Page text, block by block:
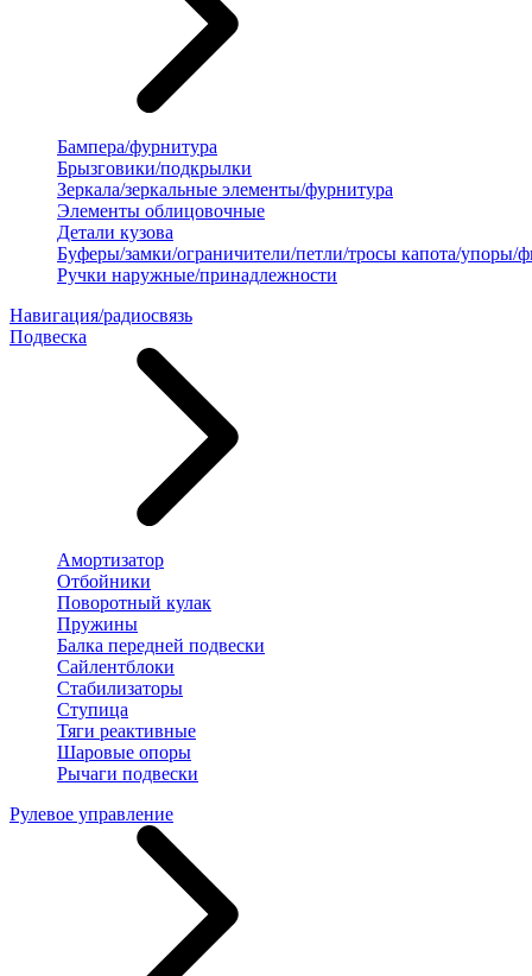
Бампера/фурнитура
Брызговики/подкрылки
Зеркала/зеркальные элементы/фурнитура
Элементы облицовочные
Детали кузова
Буферы/замки/ограничители/петли/тросы капота/упоры/
Ручки наружные/принадлежности
Навигация/радиосвязь
Подвеска
Амортизатор
Отбойники
Поворотный кулак
Пружины
Балка передней подвески
Сайлентблоки
Стабилизаторы
Ступица
Тяги реактивные
Шаровые опоры
Рычаги подвески
Рулевое управление